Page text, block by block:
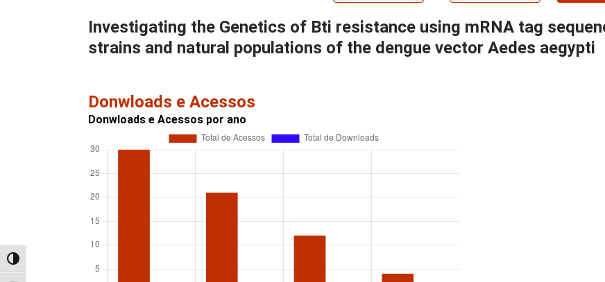
Alternar alto contraste
Investigating the Genetics of Bti resistance using mRNA tag
strains and natural populations of the dengue vector Aedes aegypti
Donwloads e Acessos
Donwloads e Acessos por ano